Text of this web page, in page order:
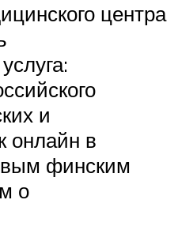
центра
и
онлайн в
финским
о